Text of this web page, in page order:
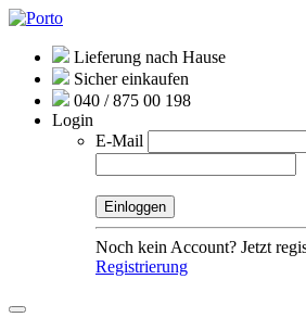
Lieferung nach Hause
Sicher einkaufen
040 / 875 00 198
Login
E-Mail
Noch kein Account? Jetzt
Registrierung